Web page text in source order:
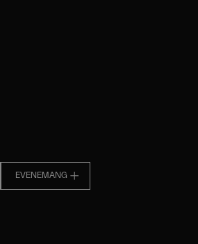
EVENEMANG